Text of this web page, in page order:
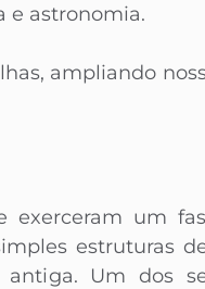
e astronomia.
ampliando
exerceram um
estruturas
antiga. Um dos